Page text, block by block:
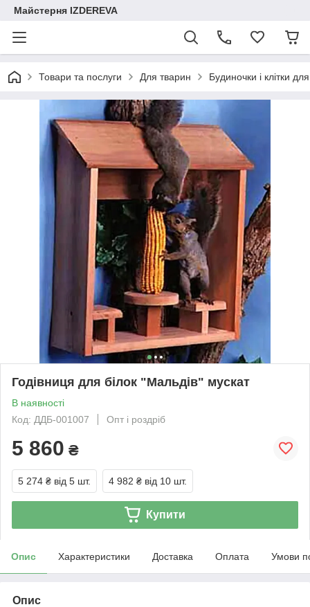
Майстерня IZDEREVA
Товари та послуги Для тварин Будиночки і клітки
Годівниця для білок "Мальдів" мускат
В наявності
Код: ДДБ-001007
Опт і роздріб
5 860 ₴
5 274 ₴ від 5 шт. 4 982 ₴ від 10 шт.
Купити
Опис Характеристики Доставка Оплата Умови
Опис